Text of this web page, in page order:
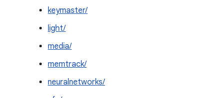
keymaster/
light/
media/
memtrack/
neuralnetworks/